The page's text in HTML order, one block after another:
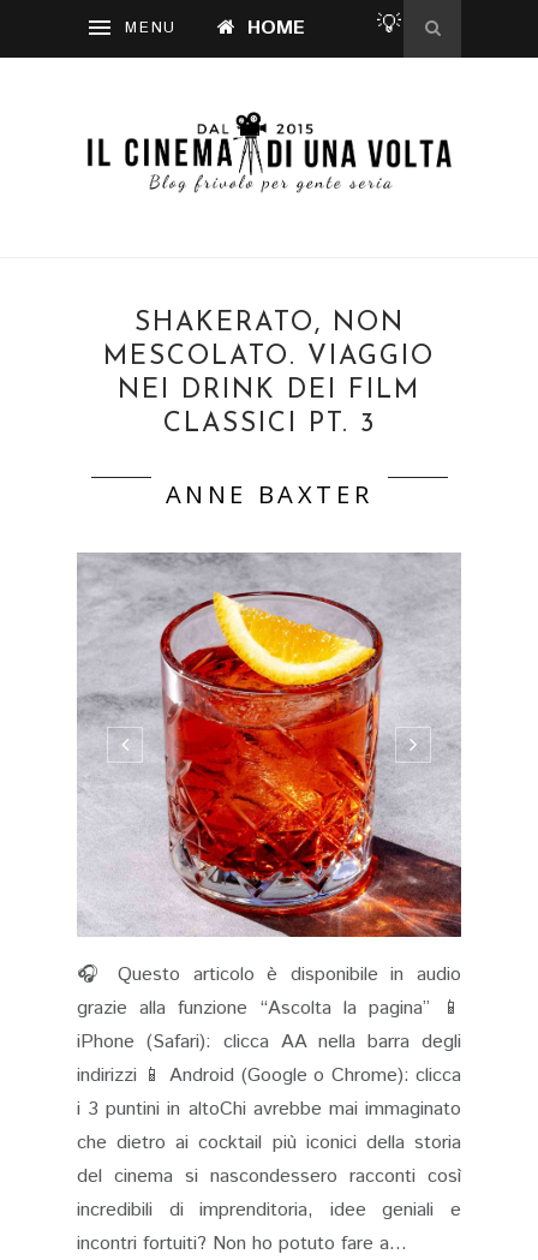
HOME 💡
SHAKERATO, NON
MESCOLATO. VIAGGIO
NEI DRINK DEI FILM
CLASSICI PT. 3
ANNE BAXTER
🎧 Questo articolo è disponibile in audio
grazie alla funzione “Ascolta la pagina” 📱
iPhone (Safari): clicca AA nella barra degli
indirizzi 📱 Android (Google o Chrome): clicca
i 3 puntini in altoChi avrebbe mai immaginato
che dietro ai cocktail più iconici della storia
del cinema si nascondessero racconti così
incredibili di imprenditoria, idee geniali e
incontri fortuiti? Non ho potuto fare a...